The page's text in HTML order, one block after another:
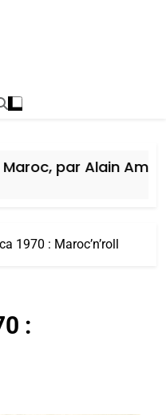
par Alain Amiel
1970 : Maroc’n’roll
: